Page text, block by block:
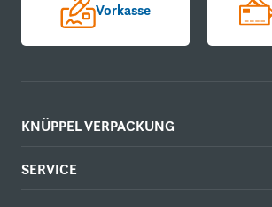
Vorkasse
KNÜPPEL VERPACKUNG
SERVICE